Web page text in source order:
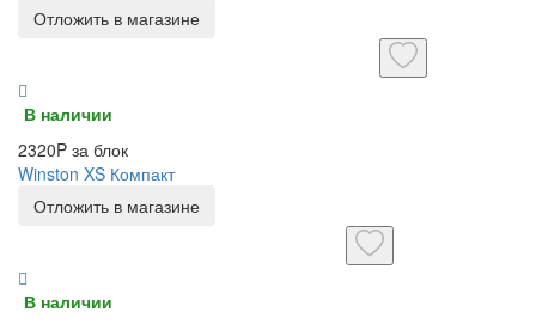
Отложить в магазине
В наличии
2320P за блок
Winston XS Компакт
Отложить в магазине
В наличии